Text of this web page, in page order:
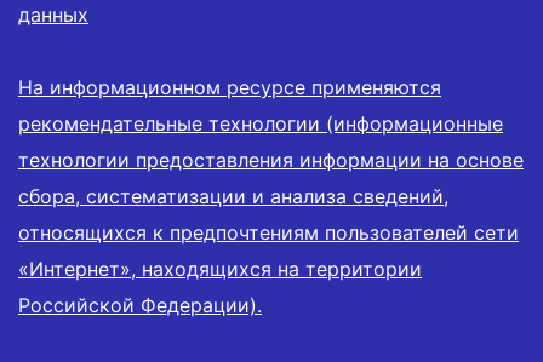
данных
На информационном ресурсе применяются
рекомендательные технологии (информационные
технологии предоставления информации на основе
сбора, систематизации и анализа сведений,
относящихся к предпочтениям пользователей сети
«Интернет», находящихся на территории
Российской Федерации).